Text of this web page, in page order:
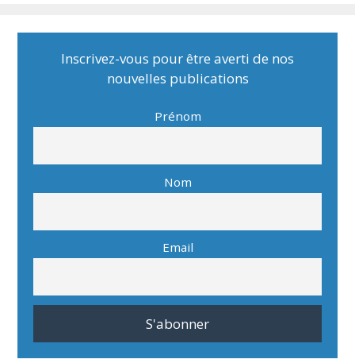
Inscrivez-vous pour être averti de nos
nouvelles publications
Prénom
Nom
Email